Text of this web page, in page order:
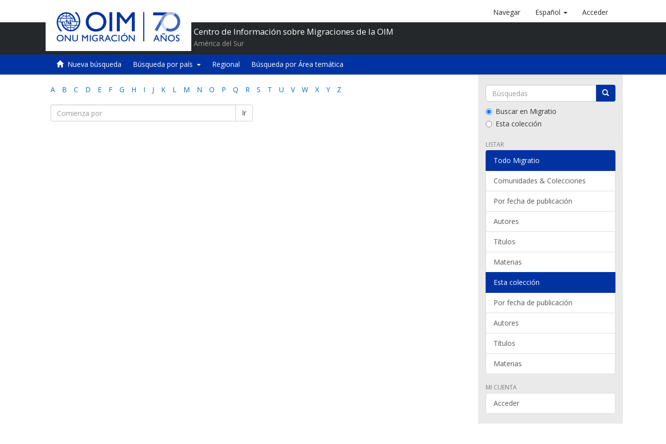
Centro de Información sobre Migraciones de la OIM
América del Sur
Navegar Español Acceder
Nueva búsqueda Búsqueda por país Regional Búsqueda por Área temática
A B C D E F G H I J K L M N O P Q R S T U V W X Y Z
Ir
Buscar en Migratio
Esta colección
LISTAR
Todo Migratio
Comunidades & Colecciones
Por fecha de publicación
Autores
Títulos
Materias
Esta colección
Por fecha de publicación
Autores
Títulos
Materias
MI CUENTA
Acceder